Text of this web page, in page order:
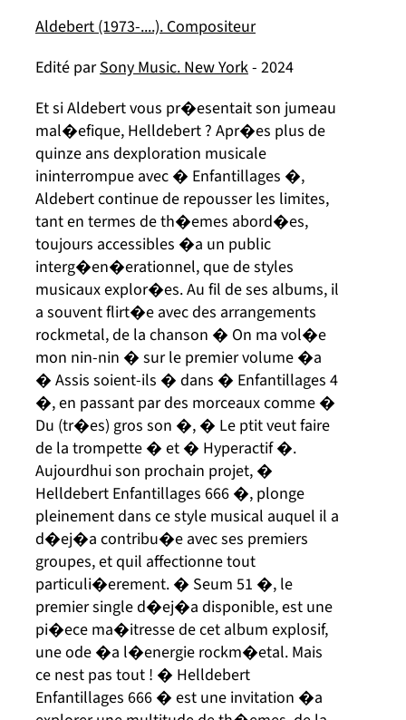
Aldebert (1973-....). Compositeur
Edité parSony Music. New York- 2024
Et si Aldebert vous pr�esentait son jumeau
mal�efique, Helldebert ? Apr�es plus de
quinze ans dexploration musicale
ininterrompue avec � Enfantillages �,
Aldebert continue de repousser les limites,
tant en termes de th�emes abord�es,
toujours accessibles �a un public
interg�en�erationnel, que de styles
musicaux explor�es. Au fil de ses albums, il
a souvent flirt�e avec des arrangements
rockmetal, de la chanson � On ma vol�e
mon nin-nin � sur le premier volume �a
� Assis soient-ils � dans � Enfantillages 4
�, en passant par des morceaux comme �
Du (tr�es) gros son �, � Le ptit veut faire
de la trompette � et � Hyperactif �.
Aujourdhui son prochain projet, �
Helldebert Enfantillages 666 �, plonge
pleinement dans ce style musical auquel il a
d�ej�a contribu�e avec ses premiers
groupes, et quil affectionne tout
particuli�erement. � Seum 51 �, le
premier single d�ej�a disponible, est une
pi�ece ma�itresse de cet album explosif,
une ode �a l�energie rockm�etal. Mais
ce nest pas tout ! � Helldebert
Enfantillages 666 � est une invitation �a